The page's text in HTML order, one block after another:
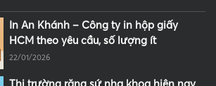
In An Khánh – Công ty in hộp giấy
HCM theo yêu cầu, số lượng ít
22/01/2026